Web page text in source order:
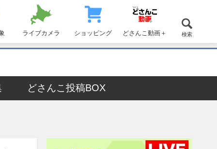
ライブカメラ ショッピング どさんこ動画＋ 検索
どさんこ投稿BOX